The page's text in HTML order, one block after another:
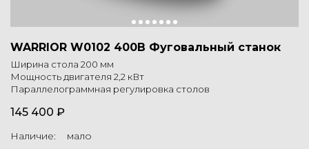
WARRIOR W0102 400В Фуговальный станок
Ширина стола 200 мм
Мощность двигателя 2,2 кВт
Параллелограммная регулировка столов
145 400 ₽
Наличие: мало